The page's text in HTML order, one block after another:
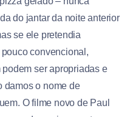
do jantar da noite anterior
se ele pretendia
convencional,
ser apropriadas e
damos o nome de
O filme novo de Paul